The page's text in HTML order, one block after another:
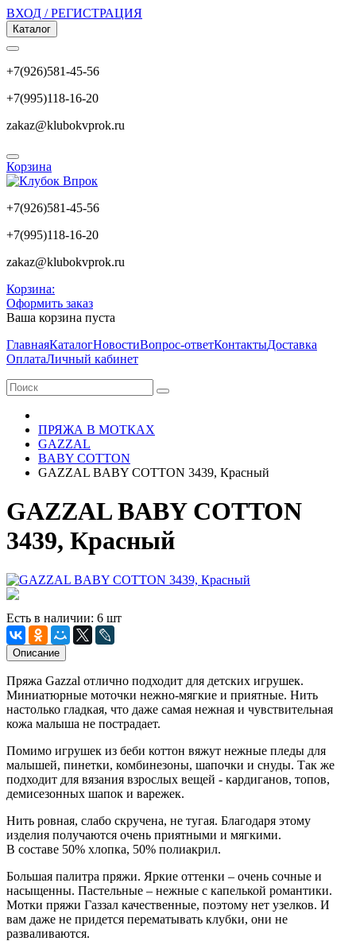
ВХОД / РЕГИСТРАЦИЯ
Каталог
+7(926)581-45-56
+7(995)118-16-20
zakaz@klubokvprok.ru
Корзина
+7(926)581-45-56
+7(995)118-16-20
zakaz@klubokvprok.ru
Корзина:
Оформить заказ
Ваша корзина пуста
ГлавнаяКаталогНовостиВопрос-ответКонтактыДоставка
ОплатаЛичный кабинет
ПРЯЖА В МОТКАХ
GAZZAL
BABY COTTON
GAZZAL BABY COTTON 3439, Красный
GAZZAL BABY COTTON
3439, Красный
Есть в наличии: 6 шт
Описание
Пряжа Gazzal отлично подходит для детских игрушек.
Миниатюрные моточки нежно-мягкие и приятные. Нить
настолько гладкая, что даже самая нежная и чувствительная
кожа малыша не пострадает.
Помимо игрушек из беби коттон вяжут нежные пледы для
малышей, пинетки, комбинезоны, шапочки и снуды. Так же
подходит для вязания взрослых вещей - кардиганов, топов,
демисезонных шапок и варежек.
Нить ровная, слабо скручена, не тугая. Благодаря этому
изделия получаются очень приятными и мягкими.
В составе 50% хлопка, 50% полиакрил.
Большая палитра пряжи. Яркие оттенки – очень сочные и
насыщенны. Пастельные – нежные с капелькой романтики.
Мотки пряжи Газзал качественные, поэтому нет узелков. И
вам даже не придется перематывать клубки, они не
разваливаются.